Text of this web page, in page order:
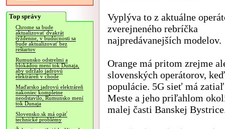
Top správy
Chrome sa bude
aktualizovať dvakrát
týždenne, v budúcnosti sa
bude aktualizovať bez
reštartov
Rumunsko odstrelmi a
blokádou mení tok Dunaja,
aby udržalo jadrovú
elektráreň v chode
Maďarsko jadrovú elektráreň
nakoniec kompletne
neodstavilo, Rumunsko mení
tok Dunaja
Slovensko.sk má opäť
technické problémy
Vyplýva to z aktuálne
zverejneného rebríčka
najpredávanejších modelov.
Orange má pritom zrejme
slovenských operátorov,
populácie. 5G sieť má
Meste a jeho priľahlom
malej časti Banskej